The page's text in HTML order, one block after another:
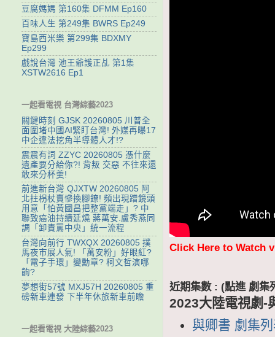
Click Here to Watch
近期集數 : (點進 劇集
2023大陸電視劇-
與卿書 劇集
豆腐媽媽 第160集 DFMM Ep160
百味人生 第249集 BWRS Ep249
寶島西米樂 第299集 BDXMY
Ep299
戲說台灣 池王爺護正乩 第1集
XSTW2616 Ep1
一起看電視 台灣綜藝2023
關鍵時刻 GJSK 20260805 川普全
面圍堵中國AI緊盯台灣! 外媒再曝17
中企違法挖角半導體人才!?
震震有詞 ZZYC 20260805 憑什麼
遺產要分給你?! 背叛 交惡 不往來還
敢來分杯羹!
前進新台灣 QJXTW 20260805 阿
北拄枴杖賣慘換腳鐐! 頻出現蹭鏡頭
用意「怕黃國昌把整黨端走」? 中
聯致癌油持續延燒 蔣萬安.盧秀燕同
調「卸責罵中央」統一流程
台灣向前行 TWXQX 20260805 撲
馬夜市展人氣! 「萬安粉」好眼紅?
「電子手環」變勳章? 柯文哲演哪
齣?
夢想街57號 MXJ57H 20260805 重
磅新車連發 下半年休旅新車前瞻
一起看電視 大陸綜藝2023